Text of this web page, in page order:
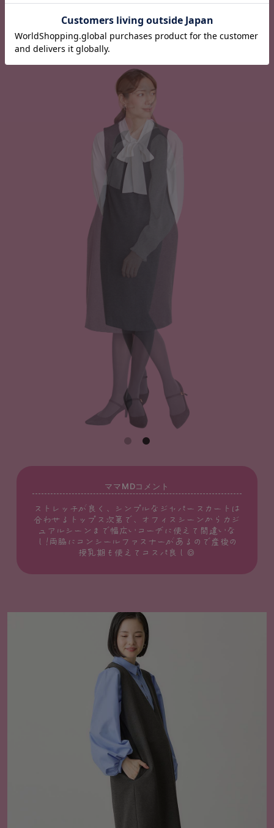
おしゃれと実用性を兼ね備えたジャンパード
レスは、ママの必須アイテム
ママMDコメント
ストレッチが良く、シンプルなジャパースカートは
合わせるトップス次第で、オフィスシーンからカジ
ュアルシーンまで幅広いコーデに使えて間違いな
し!両脇にコンシールファスナーがあるので産後の
授乳期も使えてコスパ良し◎